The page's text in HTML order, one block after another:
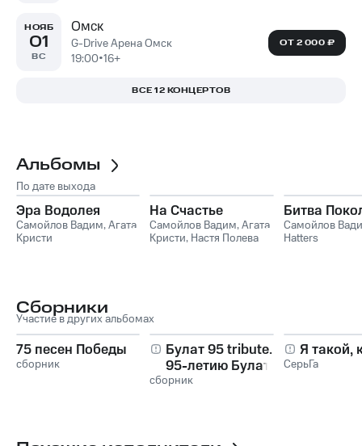
НОЯБ
01
ВС
Омск
G-Drive Арена Омск
19:00•16+
ОТ 2 000 ₽
ВСЕ 12 КОНЦЕРТОВ
Альбомы
По дате выхода
Эра Водолея
Самойлов Вадим,Агата
Кристи
На Счастье
Самойлов Вадим,Агата
Кристи, Настя Полева
Битва
Самойлов
Hatters
Сборники
Участие в других альбомах
75 песен Победы
сборник
Булат 95 tribute. К
95-летию Булата
Окуджавы. Part I
сборник
Я такой,
СерьГа